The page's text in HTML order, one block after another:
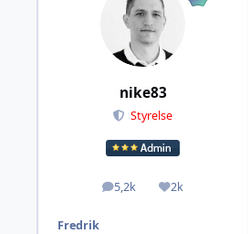
nike83
Styrelse
5,2k
Inlägg 2k
Omdöme
Fredrik